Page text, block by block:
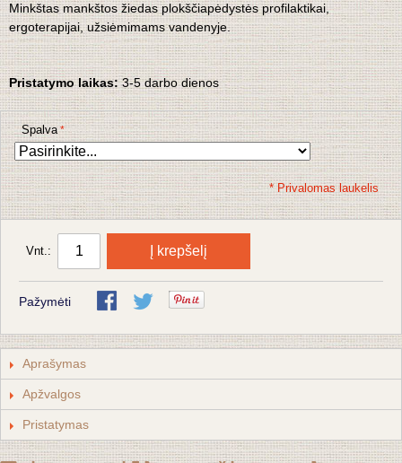
Minkštas mankštos žiedas plokščiapėdystės profilaktikai,
ergoterapijai, užsiėmimams vandenyje.
Pristatymo laikas:3-5 darbo dienos
Spalva
* Privalomas laukelis
Vnt.: Į krepšelį
Pažymėti
Aprašymas
Apžvalgos
Pristatymas